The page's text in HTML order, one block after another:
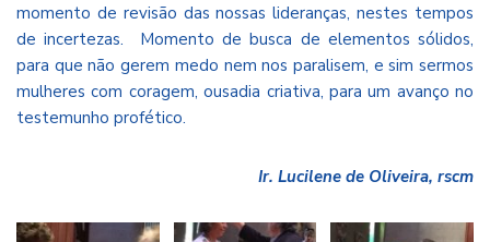
momento de revisão das nossas lideranças, nestes tempos
de incertezas. Momento de busca de elementos sólidos,
para que não gerem medo nem nos paralisem, e sim sermos
mulheres com coragem, ousadia criativa, para um avanço no
testemunho profético.
Ir. Lucilene de Oliveira, rscm